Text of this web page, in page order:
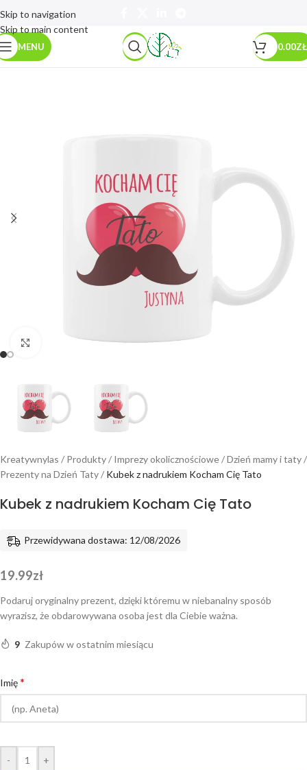
Skip to navigation
Skip to main content
MENU 0.00ZŁ
Powiększ
Kreatywnylas / Produkty/ Imprezy okolicznościowe/Dzień mamy i taty/
Prezenty na Dzień Taty/ Kubek z nadrukiem Kocham Cię Tato
Kubek z nadrukiem Kocham Cię Tato
Przewidywana dostawa: 12/08/2026
19.99zł
Podaruj oryginalny prezent, dzięki któremu w niebanalny sposób
wyrazisz, że obdarowywana osoba jest dla Ciebie ważna.
9 Zakupów w ostatnim miesiącu
Imię*
- +